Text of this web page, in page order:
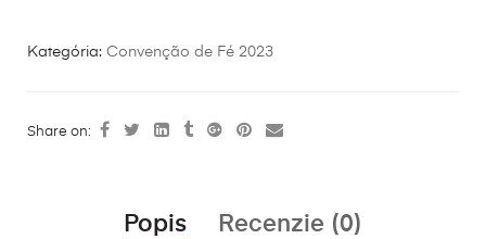
Kategória: Convenção de Fé 2023
Share on:
Popis Recenzie (0)